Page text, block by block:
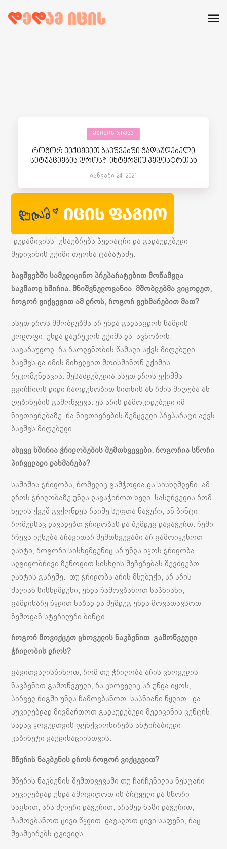
ᲔᲥᲘᲛᲘᲡ ᲠᲩᲔᲕᲐ
როგორ ვიქცევით ბავშვებში გადაუდებელი
სიტუაციების დროს?-ინტერვიუ პედიატრთან
იანვარი 24, 2021
“დედამიცისს” ესაუბრება პედიატრი და გადაუდებელი
მედიცინის ექიმი თეონა ტაბატაძე.
ბავშვებში სამედიცინო პრეპარატებით მოწამვლა
საკმაოდ ხშირია. მნიშვნელოვანია მშობლებმა ვიცოდეთ,
როგორ ვიქცევით ამ დროს, როგორ ვეხმარებით მათ?
ასეთ დროს მშობლებმა არ უნდა გადააგდონ წამლის
კოლოფი, უნდა დაურეკონ ექიმს და აცნობონ,
სავარაუდოდ რა რაოდენობის წამალი აქვს მიღებული
ბავშვს და იმის მიხედვით მოისმინონ ექიმის
რეკომენდაცია. შესაძლებელია ასეთ დროს ექიმმა
გვირჩიოს დიდი რაოდენობით სითხის ან რძის მიღება ან
ღებინების გამოწვევა. ეს არის დამოკიდებული იმ
ნივთიერებაზე, რა ნივთიერების შემცველი პრეპარატი აქვს
ბავშვს მიღებული.
ასევე ხშირია ჭრილობების შემთხვევები. როგორია სწორი
პირველადი დახმარება?
საშიშია ჭრილობა, რომელიც გამჭოლია და სისხლმდენი. ამ
დროს ჭრილობაზე უნდა დავაჭიროთ ხელი, სასურველია რომ
ხელის ქვეშ გვქონდეს რაიმე სუფთა ნაჭერი, ან ბინტი,
რომელსაც დავადებთ ჭრილობას და შემდეგ დავაჭერთ. ჩემი
რჩევა იქნება არავითარ შემთხვევაში არ გამოიყენოთ
ლახტი, როგორი სისხლმდენიც არ უნდა იყოს ჭრილობა
ადგილობრივი ზეწოლით სისხლის შეჩერებას შევძლებთ
ლახტის გარეშე. თუ ჭრილობა არის მსუბუქი, არ არის
ძალიან სისხლმდენი, უნდა ჩამოვბანოთ საპნიანი,
გამდინარე წყლით ნაზად და შემდეგ უნდა მოვათავსოთ
ზემოდან სტერილური ბინტი.
როგორ მოვიქცეთ ცხოველის ნაკბენით გამოწვეული
ჭრილობის დროს?
გავითვალისწინოთ, რომ თუ ჭრილობა არის ცხოველის
ნაკბენით გამოწვეული, რა ცხოველიც არ უნდა იყოს,
პირველ რიგში უნდა ჩამოვბანოთ საპნიანი წყლით და
აუცილებლად მივმართოთ გადაუდებელი მედიცინის ცენტრს,
სადაც ყოველთვის ფუნქციონირებს ანტირაბიული
კაბინეტი ვაქცინაციისთვის.
მწერის ნაკბენის დროს როგორ ვიქცევით?
მწერის ნაკბენის შემთხვევაში თუ ჩარჩენილია ნესტარი
აუცილებლად უნდა ამოვიღოთ ის ბრტყელი და სწორი
საგნით, არა ძლიერი დაჭერით, არამედ ნაზი დაჭერით,
ჩამოვბანოთ ცივი წყლით, დავადოთ ცივი საფენი, რაც
შეამცირებს ტკივილს.